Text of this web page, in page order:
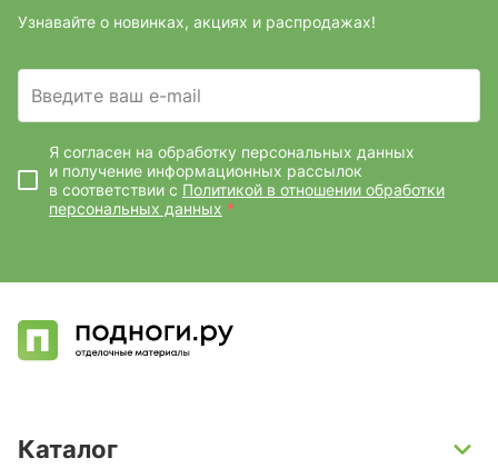
Узнавайте о новинках, акциях и распродажах!
Введите ваш e-mail
Я согласен на обработку персональных данных
и получение информационных рассылок
в соответствии с Политикой в отношении обработки
персональных данных *
Каталог